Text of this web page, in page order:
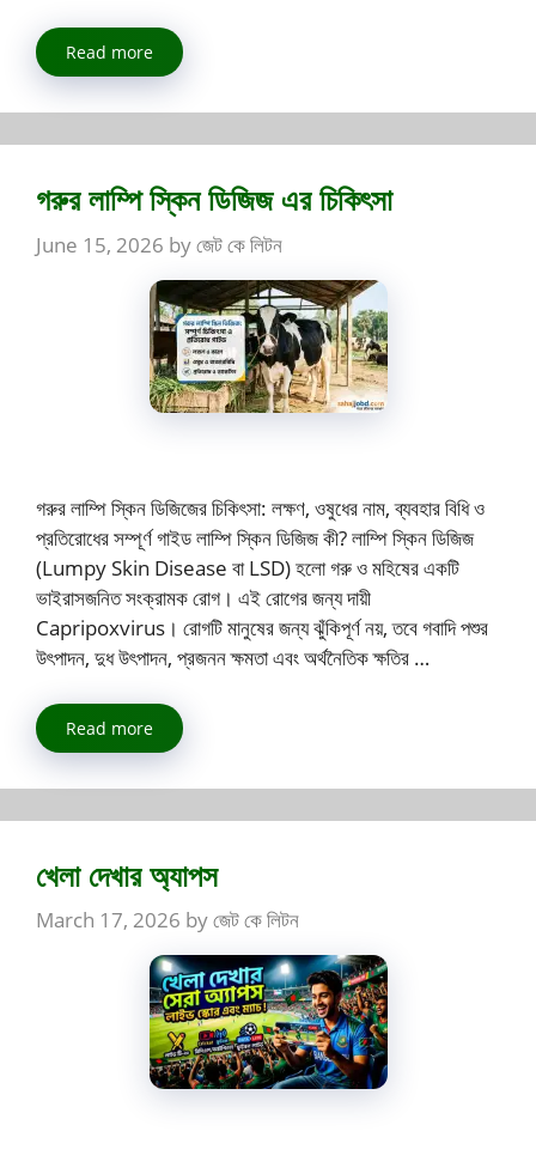
Read more
গরুর লাম্পি স্কিন ডিজিজ এর চিকিৎসা
June 15, 2026 byজেট কে লিটন
গরুর লাম্পি স্কিন ডিজিজের চিকিৎসা: লক্ষণ, ওষুধের নাম, ব্যবহার বিধি ও
প্রতিরোধের সম্পূর্ণ গাইড লাম্পি স্কিন ডিজিজ কী? লাম্পি স্কিন ডিজিজ
(Lumpy Skin Disease বা LSD) হলো গরু ও মহিষের একটি
ভাইরাসজনিত সংক্রামক রোগ। এই রোগের জন্য দায়ী
Capripoxvirus। রোগটি মানুষের জন্য ঝুঁকিপূর্ণ নয়, তবে গবাদি পশুর
উৎপাদন, দুধ উৎপাদন, প্রজনন ক্ষমতা এবং অর্থনৈতিক ক্ষতির …
Read more
খেলা দেখার অ্যাপস
March 17, 2026 byজেট কে লিটন